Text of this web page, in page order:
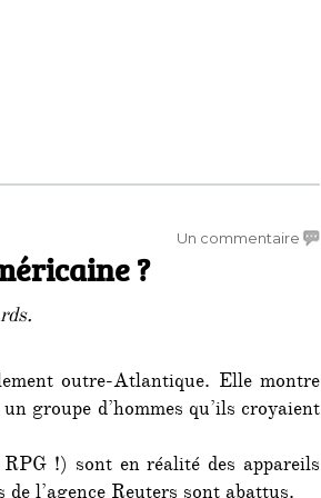
Un commentaire sur
?
outre-Atlantique. Elle montre
groupe d’hommes qu’ils croyaient
!) sont en réalité des appareils